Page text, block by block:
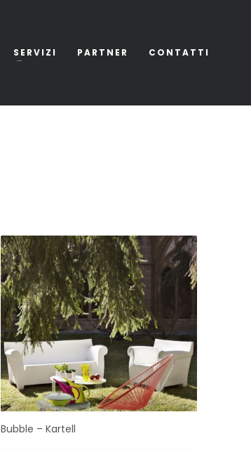
SERVIZI PARTNER CONTATTI
Bubble – Kartell